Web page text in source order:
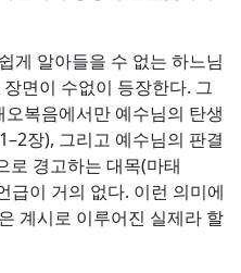
게 알아들을 수 없는 하느님
장면이 수없이 등장한다. 그
복음에서만 예수님의 탄생
장), 그리고 예수님의 판결
로 경고하는 대목(마태
급이 거의 없다. 이런 의미에
계시로 이루어진 실제라 할